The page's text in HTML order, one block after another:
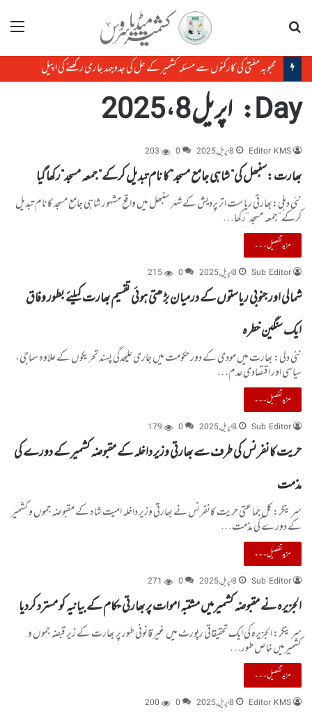
مینو
محبوبہ مفتی کی کارکنوں سے مسئلہ کشمیر کے حل کی جدوجہد جاری رکھنے کی اپیل
Day: اپریل 8، 2025
Editor KMS 8 اپریل, 2025 0
203
بھارت :سنبھل کی” شاہی جامع مسجد” کا نام تبدیل کرکے” جمعہ مسجد”رکھا گیا
نئی دہلی:بھارتی ریاست اتر پردیش کے شہر سنبھل میں واقع مشہور شاہی جامع مسجد کا نام تبدیل
کرکے” جمعہ مسجد”رکھا…
مزید تفصیل۔۔۔
Sub Editor 8 اپریل, 2025 0
215
شمالی اور جنوبی ریاستوں کے درمیان بڑھتی ہوئی تقسیم بھارت کیلئے بطور وفاق
ایک سنگین خطرہ
نئی دلی: بھارت میں مودی کے دور حکومت میں جاری علیحدگی پسند تحریکوں کے علاوہ سماجی،
سیاسی اور اقتصادی عدم…
مزید تفصیل۔۔۔
Sub Editor 8 اپریل, 2025 0
179
حریت کانفرنس کی طرف سے بھارتی وزیر داخلہ کے مقبوضہ کشمیر کے دورے کی
مذمت
سرینگر: کل جماعتی حریت کانفرنس نے بھارتی وزیر داخلہ امیت شاہ کے مقبوضہ جموں و کشمیر
کے دورے کی مذمت…
مزید تفصیل۔۔۔
Sub Editor 8 اپریل, 2025 0
271
الجزیرہ نے مقبوضہ کشمیرمیں مشتبہ اموات پر بھارتی حکام کے بیانیہ کو مسترد کردیا
سرینگر: الجزیرہ کی ایک تحقیقاتی رپورٹ میں غیر قانونی طور پر بھارت کے زیر قبضہ جموں و
کشمیرمیں خاص طور…
مزید تفصیل۔۔۔
Editor KMS 8 اپریل, 2025 0
200